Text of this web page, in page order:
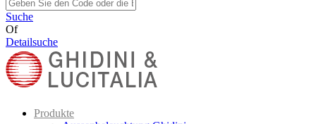
Suche
Of
Detailsuche
Produkte